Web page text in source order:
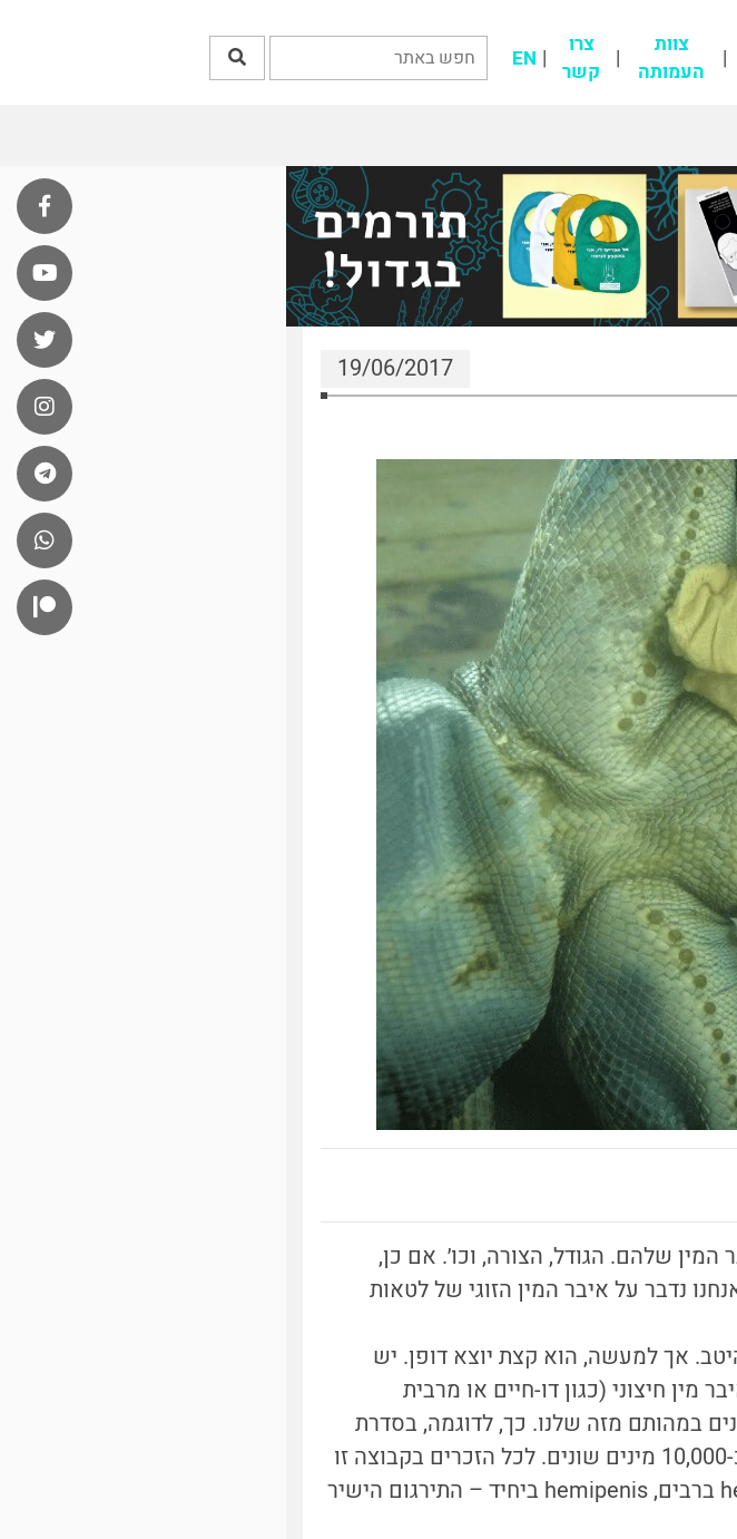
צוות
העמותה
צרו
קשר
EN
19/06/2017
שלהם. הגודל, הצורה, וכו׳. אם כן,
נדבר על איבר המין הזוגי של לטאות
היטב. אך למעשה, הוא קצת יוצא דופן. יש
מין חיצוני (כגון דו-חיים או מרבית
במהותם מזה שלנו. כך, לדוגמה, בסדרת
הקשקשאים – הלטאות והנחשים, קבוצה המונה כ-10,000 מינים שונים. לכל הזכרים בקבוצה זו
יש איבר מין זכרי זוגי, הקרוי המיפניס (hemipenes ברבים, hemipenis ביחיד – התירגום הישיר